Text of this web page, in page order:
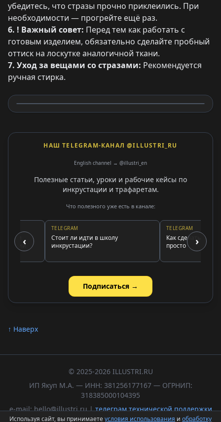
убедитесь, что стразы прочно приклеились. При
необходимости — прогрейте ещё раз.
6. ! Важный совет: Перед тем как работать с
готовым изделием, обязательно сделайте пробный
оттиск на лоскутке аналогичной ткани.
7. Уход за вещами со стразами: Рекомендуется
ручная стирка.
НАШ TELEGRAM-КАНАЛ @ILLUSTRI_RU
English channel → @illustri_en
Полезные статьи, уроки и рабочие кейсы по
инкрустации и трафаретам.
Что полезного уже есть в канале:
‹
TELEGRAM
Стоит ли идти в школу
инкрустации?
TELEGRAM
Как сделать надпись
просто
›
Подписаться →
↑ Наверх
© 2025-2026 ILLUSTRI.RU
ИП Якуп М.А. — ИНН: 381256177167 — ОГРНИП:
318385000104395
e-mail: hello@illustri.ru |телеграм технической поддержки
Используя сайт, вы принимаетеусловия использования и обработку